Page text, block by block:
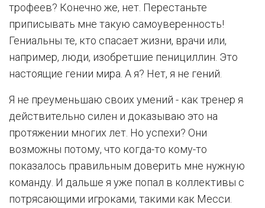
трофеев? Конечно же, нет. Перестаньте
приписывать мне такую самоуверенность!
Гениальны те, кто спасает жизни, врачи или,
например, люди, изобретшие пенициллин. Это
настоящие гении мира. А я? Нет, я не гений.
Я не преуменьшаю своих умений - как тренер я
действительно силен и доказываю это на
протяжении многих лет. Но успехи? Они
возможны потому, что когда-то кому-то
показалось правильным доверить мне нужную
команду. И дальше я уже попал в коллективы с
потрясающими игроками, такими как Месси.